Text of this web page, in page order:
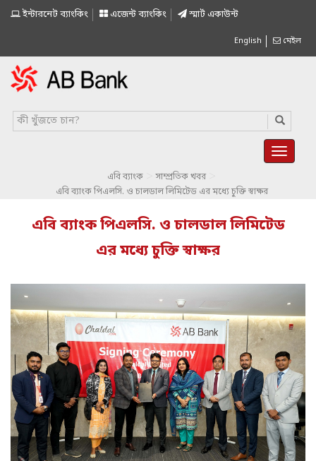
ইন্টারনেট ব্যাংকিং এজেন্ট ব্যাংকিং স্মাৰ্ট একাউন্ট
English মেইল
এবি ব্যাংক সাম্প্রতিক খবর
এবি ব্যাংক পিএলসি. ও চালডাল লিমিটেড এর মধ্যে চুক্তি স্বাক্ষর
এবি ব্যাংক পিএলসি. ও চালডাল লিমিটেড
এর মধ্যে চুক্তি স্বাক্ষর